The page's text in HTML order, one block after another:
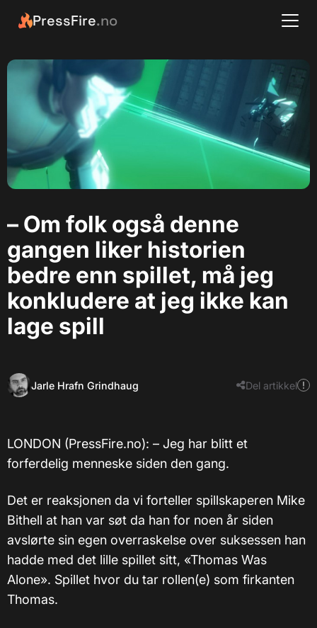
PressFire.no
– Om folk også denne
gangen liker historien
bedre enn spillet, må jeg
konkludere at jeg ikke kan
lage spill
Jarle Hrafn Grindhaug Del artikkel
LONDON (PressFire.no): – Jeg har blitt et
forferdelig menneske siden den gang.
Det er reaksjonen da vi forteller spillskaperen Mike
Bithell at han var søt da han for noen år siden
avslørte sin egen overraskelse over suksessen han
hadde med det lille spillet sitt, «Thomas Was
Alone». Spillet hvor du tar rollen(e) som firkanten
Thomas.